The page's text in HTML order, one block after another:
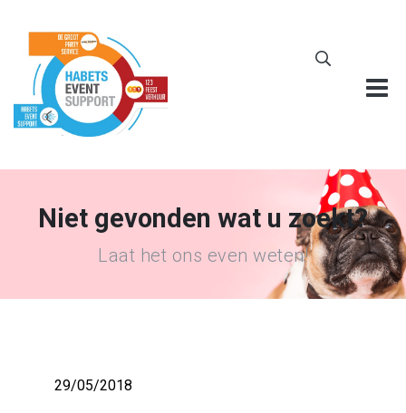
Niet gevonden wat u zoekt?
Laat het ons even weten!
29/05/2018